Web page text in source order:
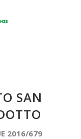
SAN
2016/679